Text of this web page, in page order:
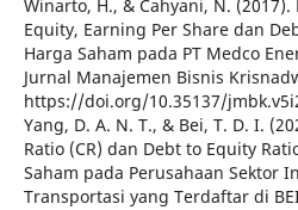
Winarto, H., & Cahyani, N.
Equity, Earning Per Share dan
Harga Saham pada PT Medco
Jurnal Manajemen Bisnis
https://doi.org/10.35137/
Yang, D. A. N. T., & Bei, T. D. I.
Ratio (CR) dan Debt to Equity
Saham pada Perusahaan Sektor
Transportasi yang Terdaftar di